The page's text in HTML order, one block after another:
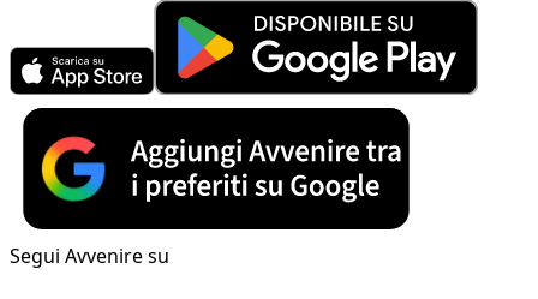
Segui Avvenire su